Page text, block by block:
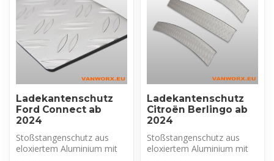
Ladekantenschutz
Ford Connect ab
2024
Stoßstangenschutz aus
eloxiertem Aluminium mit
Ladekantenschutz
Citroën Berlingo ab
2024
Stoßstangenschutz aus
eloxiertem Aluminium mit